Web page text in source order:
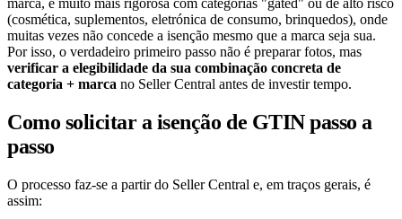
marca, e muito mais rigorosa com categorias "gated" ou de alto risco
(cosmética, suplementos, eletrónica de consumo, brinquedos), onde
muitas vezes não concede a isenção mesmo que a marca seja sua.
Por isso, o verdadeiro primeiro passo não é preparar fotos, mas
verificar a elegibilidade da sua combinação concreta de
categoria + marca no Seller Central antes de investir tempo.
Como solicitar a isenção de GTIN passo a
passo
O processo faz-se a partir do Seller Central e, em traços gerais, é
assim: